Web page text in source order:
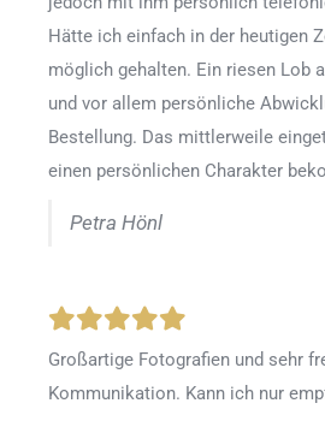
Hätte ich einfach in der heutigen
möglich gehalten. Ein riesen Lob
und vor allem persönliche
Bestellung. Das mittlerweile
einen persönlichen Charakter
Petra Hönl
Großartige Fotografien und sehr
Kommunikation. Kann ich nur